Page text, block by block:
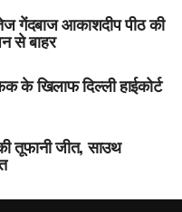
गेंदबाज आकाशदीप पीठ की
से बाहर
के खिलाफ दिल्ली हाईकोर्ट
तूफानी जीत, साउथ